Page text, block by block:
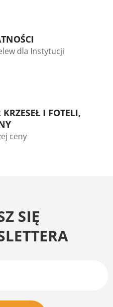
dla Instytucji
I FOTELI,
ceny
SIĘ